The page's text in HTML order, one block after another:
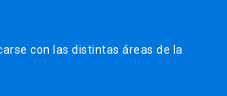
con las distintas áreas de la